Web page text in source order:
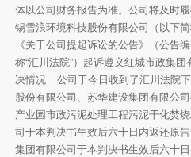
体以公司财务报告为准。公司将及
锡雪浪环境科技股份有限公司（以下
《关于公司提起诉讼的公告》（公告
称“汇川法院”）起诉遵义红城市政集
决情况 公司于今日收到了汇川法院
股份有限公司、苏华建设集团有限
产业园市政污泥处理工程污泥干化焚
司于本判决书生效后六十日内返还
集团有限公司于本判决书生效后六十